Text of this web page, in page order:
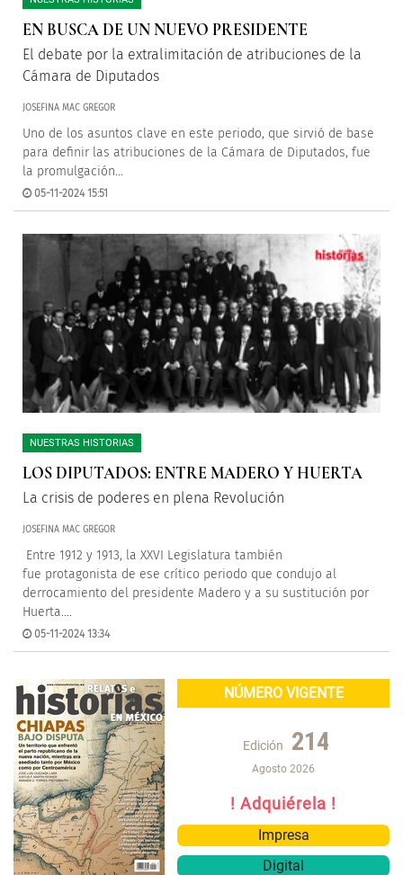
EN BUSCA DE UN NUEVO PRESIDENTE
El debate por la extralimitación de atribuciones de la
Cámara de Diputados
JOSEFINA MAC GREGOR
Uno de los asuntos clave en este periodo, que sirvió de base
para definir las atribuciones de la Cámara de Diputados, fue
la promulgación...
05-11-2024 15:51
NUESTRAS HISTORIAS
LOS DIPUTADOS: ENTRE MADERO Y HUERTA
La crisis de poderes en plena Revolución
JOSEFINA MAC GREGOR
Entre 1912 y 1913, la XXVI Legislatura también
fue protagonista de ese crítico periodo que condujo al
derrocamiento del presidente Madero y a su sustitución por
Huerta....
05-11-2024 13:34
NÚMERO VIGENTE
Edición 214
Agosto 2026
! Adquiérela !
Impresa
Digital